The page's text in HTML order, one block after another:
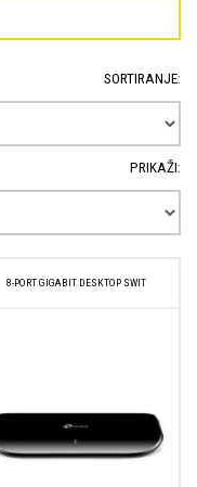
SORTIRANJE:
PRIKAŽI:
8-PORT GIGABIT DESKTOP SWIT